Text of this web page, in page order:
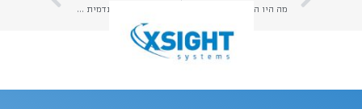
מה מיוחד בסרט התדמית של LoveIsrael? | קראו כאן על סרטי תדמית שמעוררים רגש | יהב הפקות